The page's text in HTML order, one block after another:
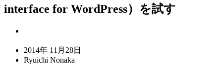
interface for WordPress）を試す
2014年 11月28日
Ryuichi Nonaka